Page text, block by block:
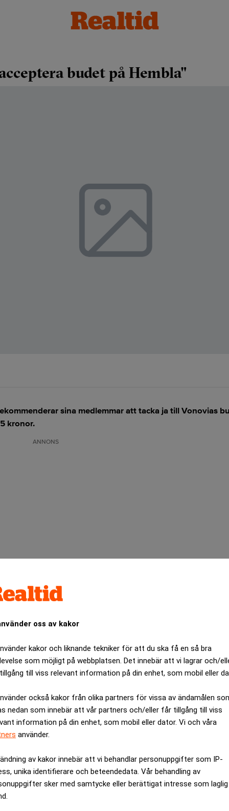
oss av kakor
kakor och liknande tekniker för att du ska få en så bra
som möjligt på webbplatsen. Det innebär att vi lagrar och/
till viss relevant information på din enhet, som mobil eller
också kakor från olika partners för vissa av ändamålen
nedan som innebär att vår partners och/eller får tillgång till viss
information på din enhet, som mobil eller dator. Vi och våra
använder.
av kakor innebär att vi behandlar personuppgifter som IP-
unika identifierare och beteendedata. Vår behandling av
sker med samtycke eller berättigat intresse som laglig
budet på Hembla"
sina medlemmar att tacka ja till Vonovias
kronor.
ANNONS
enhälligt rekommenderat aktieägarna att inte
när en existerande storägare väljer att öka sitt innehav och
aktier uppkommer. Som regel är det inte attraktivt att
tidigare börskurs. I detta fall är det dock en ny
61,19 procent av aktiekapitalet och 69,3 procent
det att affären offentliggjordes”, skriver Aktiespararna i ett
och Fairness opinions information om varför man anser
har utförts av två professionella och av varandra
kan dessutom inte höjas och Vonovia kommer att ligga
bud i praktiken är uteslutet”, resonerar organisationen.
aktien är begränsad framöver och att bolaget